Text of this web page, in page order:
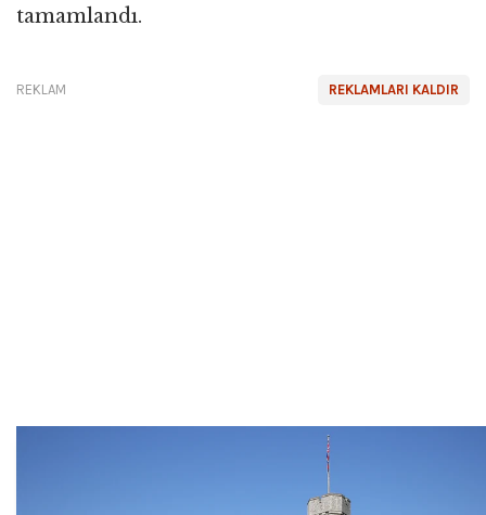
tamamlandı.
REKLAMLARI KALDIR
REKLAM